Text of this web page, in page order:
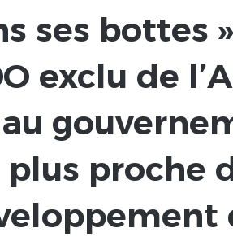
ses bottes
exclu de
proche